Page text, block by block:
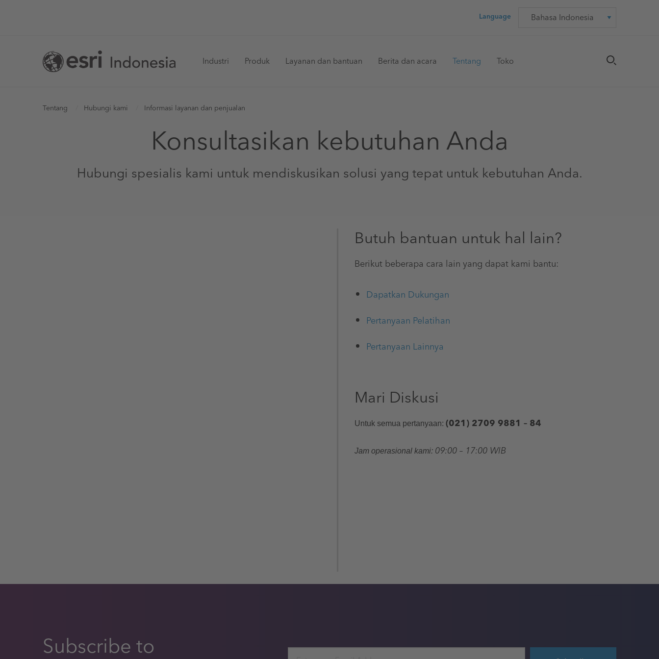
Language Language
Main
Industri Produk Layanan dan bantuan Berita dan acara Tentang Toko
You
here
Tentang Hubungi kami Informasi layanan dan penjualan
Konsultasikan kebutuhan Anda
Hubungi spesialis kami untuk mendiskusikan solusi yang tepat untuk kebutuhan Anda.
Butuh bantuan untuk hal lain?
Berikut beberapa cara lain yang dapat kami bantu:
Dapatkan Dukungan
Pertanyaan Pelatihan
Pertanyaan Lainnya
Mari Diskusi
Untuk semua pertanyaan: (021) 2709 9881 – 84
Jam operasional kami: 09:00 – 17:00 WIB
Subscribe to